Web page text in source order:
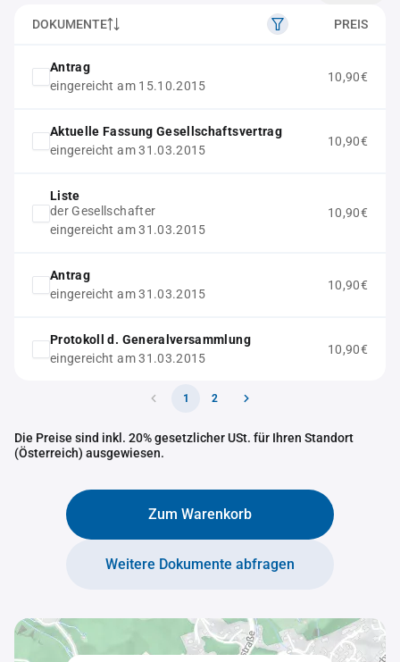
DOKUMENTE PREIS
Antrag
eingereicht am 15.10.2015
10,90€
Aktuelle Fassung Gesellschaftsvertrag
eingereicht am 31.03.2015
10,90€
Liste
der Gesellschafter
eingereicht am 31.03.2015
10,90€
Antrag
eingereicht am 31.03.2015
10,90€
Protokoll d. Generalversammlung
eingereicht am 31.03.2015
10,90€
1 2
Die Preise sind inkl. 20% gesetzlicher USt. für Ihren Standort
(Österreich) ausgewiesen.
Zum Warenkorb
Weitere Dokumente abfragen